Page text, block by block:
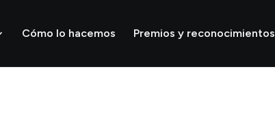
Cómo lo hacemos Premios y reconocimientos